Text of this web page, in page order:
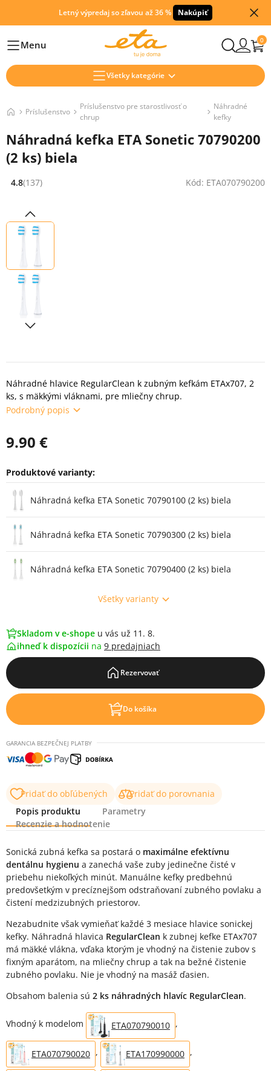
Letný výpredaj so zľavou až 36 % Nakúpiť
HlavníMenu 0
Všetky kategórie
Príslušenstvo
Príslušenstvo pre starostlivosť o
chrup
Náhradné
kefky
Náhradná kefka ETA Sonetic 70790200
(2 ks) biela
Hodnocení: 4.8 z 5 (137 recenzí)
4.8(137) Kód: ETA070790200
Náhradné hlavice RegularClean k zubným kefkám ETAx707, 2
ks, s mäkkými vláknami, pre mliečny chrup.
Podrobný popis
9.90 €
Produktové varianty:
Varianty
Náhradná kefka ETA Sonetic 70790100 (2 ks) biela
Náhradná kefka ETA Sonetic 70790300 (2 ks) biela
Náhradná kefka ETA Sonetic 70790400 (2 ks) biela
Všetky varianty
Skladom v e-shope u vás už 11. 8.
ihneď k dispozícii na 9 predajniach
Rezervovať
Do košíka
GARANCIA BEZPEČNEJ PLATBY
Pridať do obľúbených
Pridať do porovnania
Popis produktu
Parametry
Recenzie a hodnotenie
Popis produktu
Sonická zubná kefka sa postará o maximálne efektívnu
dentálnu hygienu a zanechá vaše zuby jedinečne čisté v
priebehu niekoľkých minút. Manuálne kefky predbehnú
predovšetkým v precíznejšom odstraňovaní zubného povlaku a
čistení medzizubných priestorov.
Nezabudnite však vymieňať každé 3 mesiace hlavice sonickej
kefky. Náhradná hlavica RegularClean k zubnej kefke ETAx707
má mäkké vlákna, vďaka ktorým je vhodný na čistenie zubov s
fixným aparátom, na mliečny chrup a tak na bežné čistenie
zubného povlaku. Nie je vhodný na masáž ďasien.
Obsahom balenia sú 2 ks náhradných hlavíc RegularClean.
Vhodný k modelom ETA070790010 ,
ETA070790020 , ETA170990000 ,